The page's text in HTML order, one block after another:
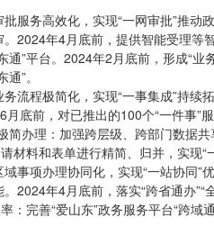
服务高效化，实现“一网审批”推动
2024年4月底前，提供智能受理等
通”平台。2024年2月底前，形成“
”。
流程极简化，实现“一事集成”持续
底前，对已推出的100个“一件事”
简办理：加强跨层级、跨部门数据
材料和表单进行精简、归并，实现“
事项办理协同化，实现“一站协同”
2024年4月底前，落实“跨省通办”“
：完善“爱山东”政务服务平台“跨